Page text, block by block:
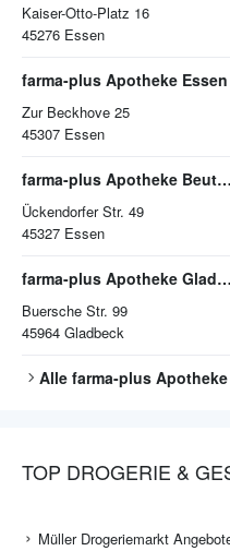
Kaiser-Otto-Platz 16
45276 Essen
farma-plus Apotheke Essen
Zur Beckhove 25
45307 Essen
farma-plus Apotheke Beuth in Katernberg
Ückendorfer Str. 49
45327 Essen
farma-plus Apotheke Gladbeck
Buersche Str. 99
45964 Gladbeck
Alle farma-plus Apotheke
TOP DROGERIE &
Müller Drogeriemarkt